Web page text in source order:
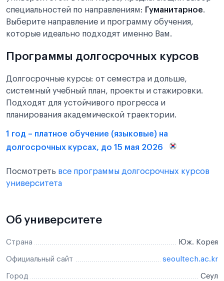
специальностей по направлениям: Гуманитарное.
Выберите направление и программу обучения,
которые идеально подходят именно Вам.
Программы долгосрочных курсов
Долгосрочные курсы: от семестра и дольше,
системный учебный план, проекты и стажировки.
Подходят для устойчивого прогресса и
планирования академической траектории.
1 год – платное обучение (языковые) на
долгосрочных курсах, до 15 мая 2026
Посмотреть все программы долгосрочных курсов
университета
Об университете
Страна Юж. Корея
Официальный сайт seoultech.ac.kr
Город Сеул